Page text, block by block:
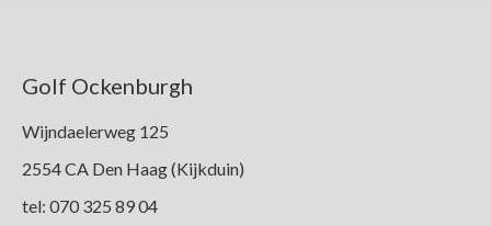
Golf Ockenburgh
Wijndaelerweg 125
2554 CA Den Haag (Kijkduin)
tel: 070 325 89 04